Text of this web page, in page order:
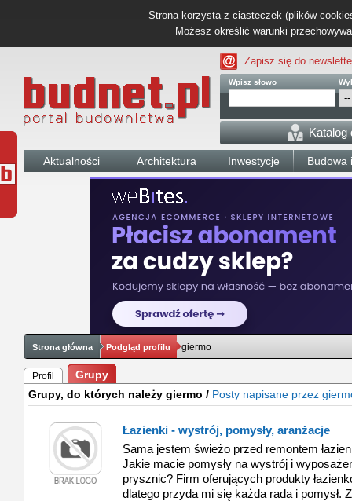
Strona korzysta z ciasteczek (plików
Możesz określić warunki
Zapisz się do
Wpisz słowo
Katalog
Aktualności Architektura Inwestycje Budowa
Strona główna Podgląd profilu giermo
Profil
Grupy
Grupy, do których należy giermo / Posty napisane przez
Łazienki - wystrój, pomysły, aranżacje
Sama jestem świeżo przed remontem
Jakie macie pomysły na wystrój i
prysznic? Firm oferujących produkty
dlatego przyda mi się każda rada i pomysł.